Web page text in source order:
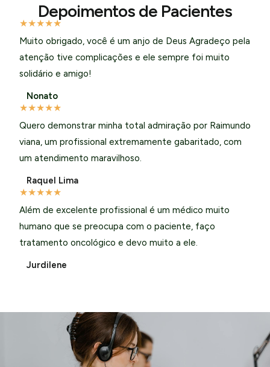
Depoimentos de Pacientes
★★★★★
Muito obrigado, você é um anjo de Deus Agradeço pela
atenção tive complicações e ele sempre foi muito
solidário e amigo!
Nonato
★★★★★
Quero demonstrar minha total admiração por Raimundo
viana, um profissional extremamente gabaritado, com
um atendimento maravilhoso.
Raquel Lima
★★★★★
Além de excelente profissional é um médico muito
humano que se preocupa com o paciente, faço
tratamento oncológico e devo muito a ele.
Jurdilene